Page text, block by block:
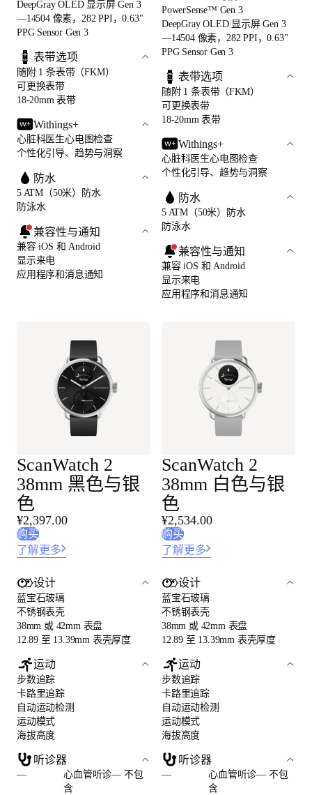
DeepGray OLED 显示屏 Gen 3
—14504 像素，282 PPI，0.63"
PPG Sensor Gen 3
表带选项
随附 1 条表带（FKM）
可更换表带
18-20mm 表带
Withings+
心脏科医生心电图检查
个性化引导、趋势与洞察
防水
5 ATM（50米）防水
防泳水
兼容性与通知
兼容 iOS 和 Android
显示来电
应用程序和消息通知
PowerSense™ Gen 3
DeepGray OLED 显示屏 Gen 3
—14504 像素，282 PPI，0.63"
PPG Sensor Gen 3
表带选项
随附 1 条表带（FKM）
可更换表带
18-20mm 表带
Withings+
心脏科医生心电图检查
个性化引导、趋势与洞察
防水
5 ATM（50米）防水
防泳水
兼容性与通知
兼容 iOS 和 Android
显示来电
应用程序和消息通知
ScanWatch 2
38mm 黑色与银
色
¥2,397.00
购买
了解更多
设计
蓝宝石玻璃
不锈钢表壳
38mm 或 42mm 表盘
12.89 至 13.39mm 表壳厚度
运动
步数追踪
卡路里追踪
自动运动检测
运动模式
海拔高度
听诊器
—
心血管听诊— 不包
含
ScanWatch 2
38mm 白色与银
色
¥2,534.00
购买
了解更多
设计
蓝宝石玻璃
不锈钢表壳
38mm 或 42mm 表盘
12.89 至 13.39mm 表壳厚度
运动
步数追踪
卡路里追踪
自动运动检测
运动模式
海拔高度
听诊器
—
心血管听诊— 不包
含